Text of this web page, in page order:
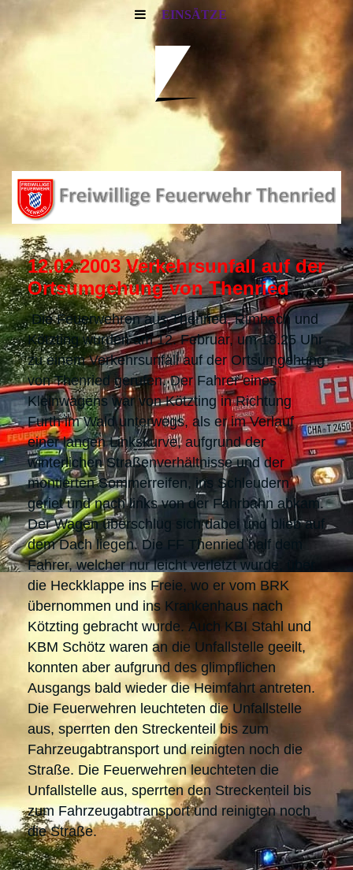
EINSÄTZE
12.02.2003 Verkehrsunfall auf der
Ortsumgehung von Thenried
Die Feuerwehren aus Thenried, Rimbach und
Kötzting wurden am 12. Februar, um 18.25 Uhr
zu einem Verkehrsunfall auf der Ortsumgehung
von Thenried gerufen. Der Fahrer eines
Kleinwagens war von Kötzting in Richtung
Furth im Wald unterwegs, als er im Verlauf
einer langen Linkskurve, aufgrund der
winterlichen Straßenverhältnisse und der
montierten Sommerreifen, ins Schleudern
geriet und nach links von der Fahrbahn abkam.
Der Wagen überschlug sich dabei und blieb auf
dem Dach liegen. Die FF Thenried half dem
Fahrer, welcher nur leicht verletzt wurde, über
die Heckklappe ins Freie, wo er vom BRK
übernommen und ins Krankenhaus nach
Kötzting gebracht wurde. Auch KBI Stahl und
KBM Schötz waren an die Unfallstelle geeilt,
konnten aber aufgrund des glimpflichen
Ausgangs bald wieder die Heimfahrt antreten.
Die Feuerwehren leuchteten die Unfallstelle
aus, sperrten den Streckenteil bis zum
Fahrzeugabtransport und reinigten noch die
Straße. Die Feuerwehren leuchteten die
Unfallstelle aus, sperrten den Streckenteil bis
zum Fahrzeugabtransport und reinigten noch
die Straße.